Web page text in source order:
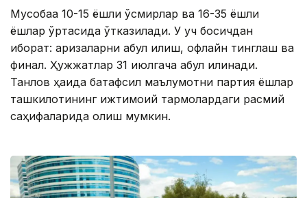
Мусобақа 10-15 ёшли ўсмирлар ва 16-35 ёшли
ёшлар ўртасида ўтказилади. У уч босқичдан
иборат: аризаларни қабул қилиш, офлайн тинглаш ва
финал. Ҳужжатлар 31 июлгача қабул қилинади.
Танлов ҳақида батафсил маълумотни партия ёшлар
ташкилотининг ижтимоий тармоқлардаги расмий
саҳифаларида олиш мумкин.